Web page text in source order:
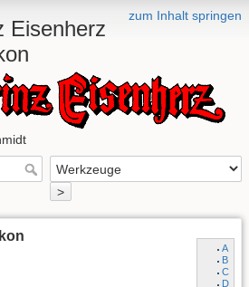
zum Inhalt springen
Eisenherz
>
A
B
C
D